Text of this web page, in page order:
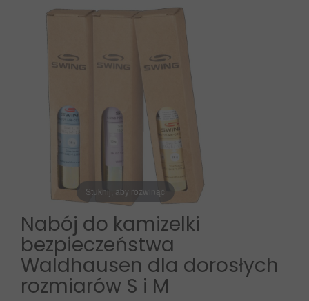
Stuknij, aby rozwinąć
Nabój do kamizelki
bezpieczeństwa
Waldhausen dla dorosłych
rozmiarów S i M